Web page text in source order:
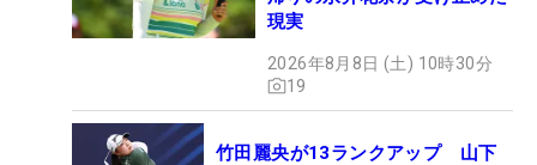
現実
2026年8月8日 (土) 10時30分
19
竹田麗央が13ランクアップ 山下